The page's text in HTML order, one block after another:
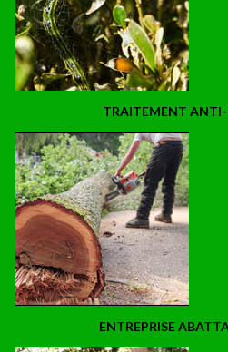
TRAITEMENT ANTI-
ENTREPRISE